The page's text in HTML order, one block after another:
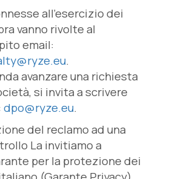
all’esercizio dei
vanno rivolte al
email:
.
avanzare una richiesta
si invita a scrivere
dpo@ryze.eu.
del reclamo ad una
La invitiamo a
per la protezione dei